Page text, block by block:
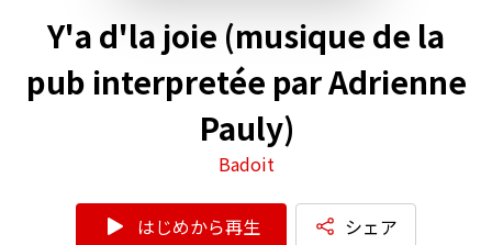
Y'a d'la joie (musique de la
pub interpretée par Adrienne
Pauly)
Badoit
はじめから再生 シェア